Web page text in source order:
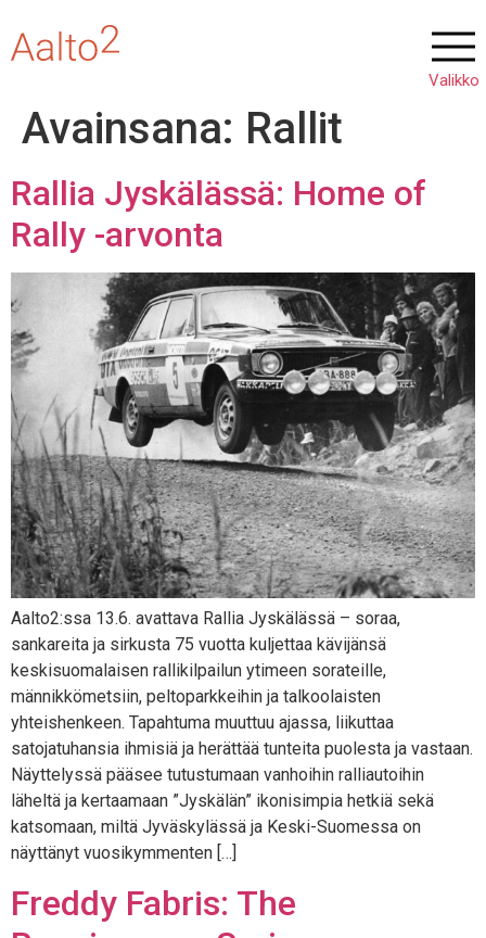
Avainsana: Rallit
Rallia Jyskälässä: Home of
Rally -arvonta
Aalto2:ssa 13.6. avattava Rallia Jyskälässä – soraa,
sankareita ja sirkusta 75 vuotta kuljettaa kävijänsä
keskisuomalaisen rallikilpailun ytimeen sorateille,
männikkömetsiin, peltoparkkeihin ja talkoolaisten
yhteishenkeen. Tapahtuma muuttuu ajassa, liikuttaa
satojatuhansia ihmisiä ja herättää tunteita puolesta ja vastaan.
Näyttelyssä pääsee tutustumaan vanhoihin ralliautoihin
läheltä ja kertaamaan ”Jyskälän” ikonisimpia hetkiä sekä
katsomaan, miltä Jyväskylässä ja Keski-Suomessa on
näyttänyt vuosikymmenten […]
Freddy Fabris: The